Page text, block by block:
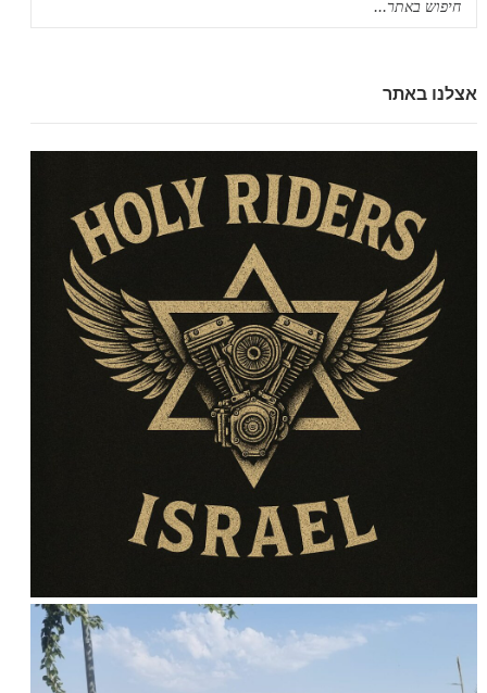
אצלנו באתר